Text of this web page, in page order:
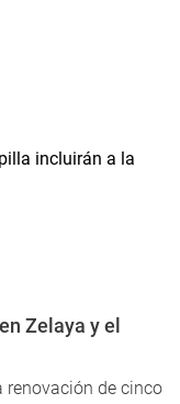
Zelaya y el
renovación de cinco